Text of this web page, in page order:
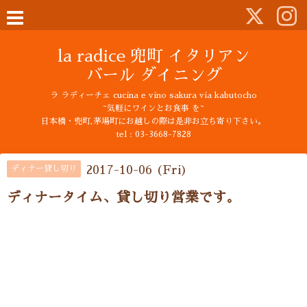
la radice 兜町 イタリアン
バール ダイニング
ラ ラディーチェ cucina e vino sakura via kabutocho
~気軽にワインとお食事 を~
日本橋・兜町,茅場町にお越しの際は是非お立ち寄り下さい。
tel : 03-3668-7828
ディナー貸し切り 2017-10-06 (Fri)
ディナータイム、貸し切り営業です。